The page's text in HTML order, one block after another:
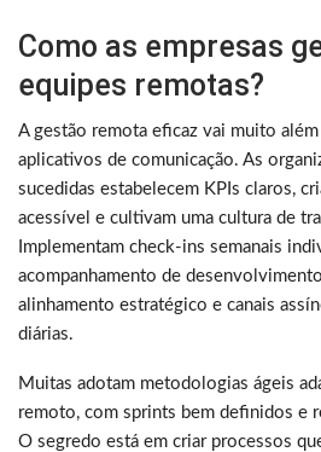
Como as empresas
equipes remotas?
A gestão remota eficaz vai muito
aplicativos de comunicação. As
sucedidas estabelecem KPIs claros,
acessível e cultivam uma cultura de
Implementam check-ins semanais
acompanhamento de
alinhamento estratégico e canais
diárias.
Muitas adotam metodologias ágeis
remoto, com sprints bem definidos e
O segredo está em criar processos